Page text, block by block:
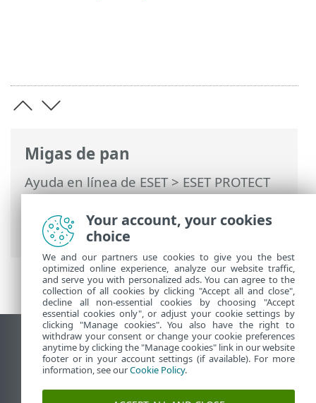
Migas de pan
Ayuda en línea de ESET>ESET PROTECT
On-Prem>Migrar y volver a instalar>
Migración de un servidor a otro >
Instalación limpia: misma dirección IP
Ver sitio del escritorio
End of Life
Base de conocimiento de ESET
Foro de ESET
Your account, your cookies
choice
We and our partners use cookies to give you the best
optimized online experience, analyze our website traffic,
and serve you with personalized ads. You can agree to the
collection of all cookies by clicking "Accept all and close",
decline all non-essential cookies by choosing "Accept
essential cookies only", or adjust your cookie settings by
clicking "Manage cookies". You also have the right to
withdraw your consent or change your cookie preferences
anytime by clicking the "Manage cookies" link in our website
footer or in your account settings (if available). For more
information, see ourCookie Policy.